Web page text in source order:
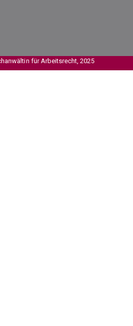
für Arbeitsrecht, 2025